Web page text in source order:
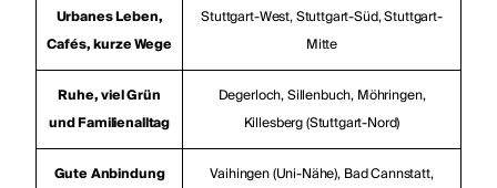
Urbanes Leben,
Cafés, kurze Wege
Stuttgart-West, Stuttgart-Süd, Stuttgart-
Mitte
Ruhe, viel Grün
und Familienalltag
Degerloch, Sillenbuch, Möhringen,
Killesberg (Stuttgart-Nord)
Gute Anbindung
Vaihingen (Uni-Nähe), Bad Cannstatt,